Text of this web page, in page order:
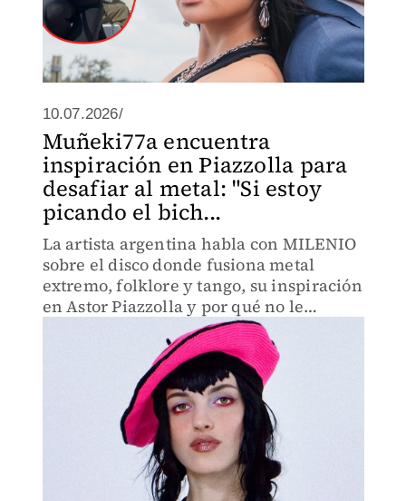
10.07.2026/
Muñeki77a encuentra
inspiración en Piazzolla para
desafiar al metal: "Si estoy
picando el bich...
La artista argentina habla con MILENIO
sobre el disco donde fusiona metal
extremo, folklore y tango, su inspiración
en Astor Piazzolla y por qué no le
preocupan las críticas.